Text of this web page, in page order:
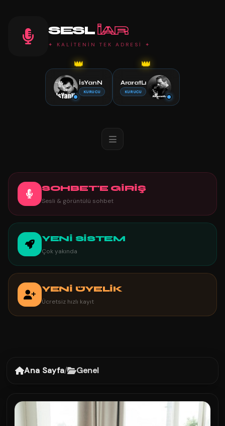
SESL IAR
✦ KALİTENİN TEK ADRESİ ✦
👑
İsYanN
KURUCU
👑
AraratLı
KURUCU
SOHBET'E GİRİŞ
Sesli & görüntülü sohbet
YENİ SİSTEM
Çok yakında
YENİ ÜYELİK
Ücretsiz hızlı kayıt
Ana Sayfa/ Genel